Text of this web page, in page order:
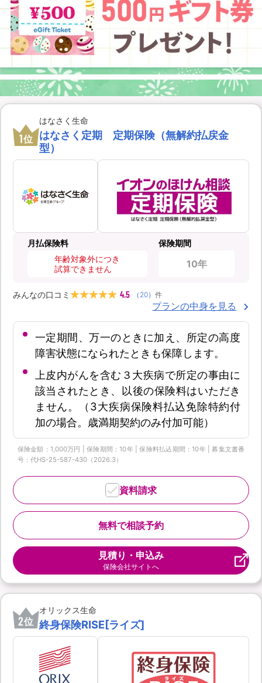
1位
はなさく生命
はなさく定期 定期保険（無解約払戻金
型）
月払保険料
年齢対象外につき
試算できません
保険期間
10年
みんなの口コミ 4.5 （ 20） 件
プランの中身を見る
一定期間、万一のときに加え、所定の高度
障害状態になられたときも保障します。
上皮内がんを含む３大疾病で所定の事由に
該当されたとき、以後の保険料はいただき
ません。（3大疾病保険料払込免除特約付
加の場合。歳満期契約のみ付加可能）
保険金額：1,000万円 | 保険期間：10年 | 保険料払込期間：10年 | 募集文書番
号：代HS-25-587-430（2026.3）
無料で相談予約
資料請求
見積り・申込み
保険会社サイトへ
2位
オリックス生命
終身保険RISE[ライズ]